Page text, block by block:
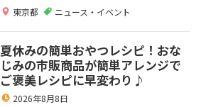
東京都
ニュース・イベント
夏休みの簡単おやつレシピ！おな
じみの市販商品が簡単アレンジで
ご褒美レシピに早変わり♪
2026年8月8日